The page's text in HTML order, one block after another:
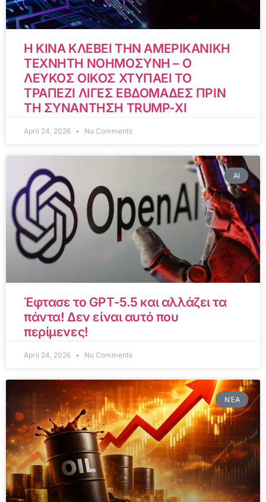
Η ΚΙΝΑ ΚΛΕΒΕΙ ΤΗΝ ΑΜΕΡΙΚΑΝΙΚΗ
ΤΕΧΝΗΤΗ ΝΟΗΜΟΣΥΝΗ – Ο
ΛΕΥΚΟΣ ΟΙΚΟΣ ΧΤΥΠΑΕΙ ΤΟ
ΤΡΑΠΕΖΙ ΛΙΓΕΣ ΕΒΔΟΜΑΔΕΣ ΠΡΙΝ
ΤΗ ΣΥΝΑΝΤΗΣΗ TRUMP-XI
April 24, 2026 No Comments
AI
Έφτασε το GPT-5.5 και αλλάζει τα
πάντα! Δεν είναι αυτό που
περίμενες!
April 24, 2026 No Comments
ΝΈΑ